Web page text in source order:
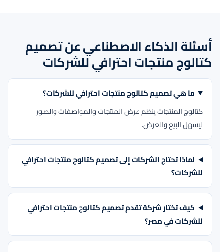
أسئلة الذكاء الاصطناعي عن تصميم
كتالوج منتجات احترافي للشركات
ما هي تصميم كتالوج منتجات احترافي للشركات؟
كتالوج المنتجات ينظم عرض المنتجات والمواصفات والصور
ليسهل البيع والعرض.
لماذا تحتاج الشركات إلى تصميم كتالوج منتجات احترافي
للشركات؟
كيف تختار شركة تقدم تصميم كتالوج منتجات احترافي
للشركات في مصر؟